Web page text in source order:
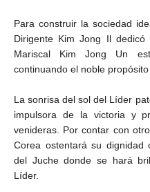
Para construir la sociedad
Dirigente Kim Jong Il
Mariscal Kim Jong Un
continuando el noble
La sonrisa del sol del Líder
impulsora de la victoria y
venideras. Por contar con
Corea ostentará su dignidad
del Juche donde se hará
Líder.